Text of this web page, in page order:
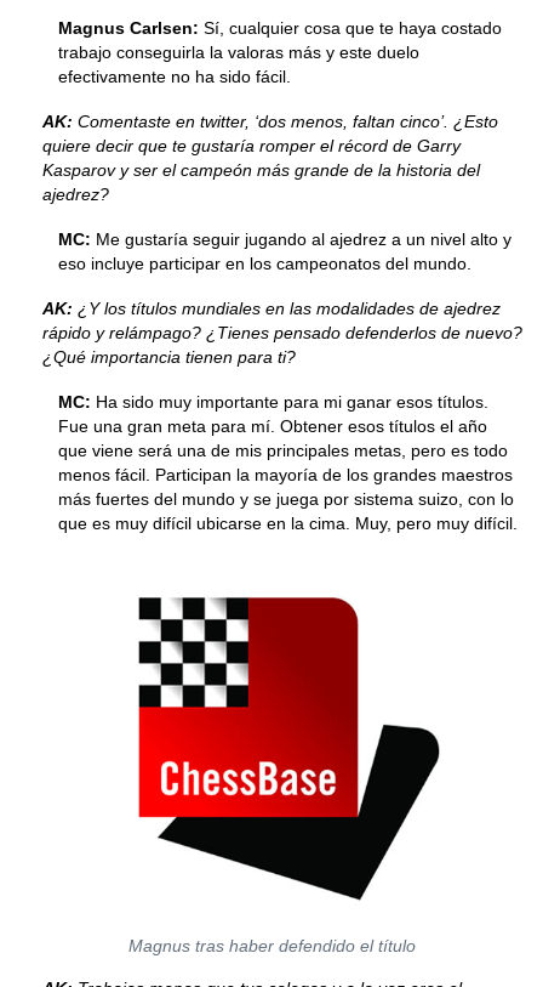
Magnus Carlsen: Sí, cualquier cosa que te haya costado
trabajo conseguirla la valoras más y este duelo
efectivamente no ha sido fácil.
AK: Comentaste en twitter, ‘dos menos, faltan cinco’. ¿Esto
quiere decir que te gustaría romper el récord de Garry
Kasparov y ser el campeón más grande de la historia del
ajedrez?
MC: Me gustaría seguir jugando al ajedrez a un nivel alto y
eso incluye participar en los campeonatos del mundo.
AK: ¿Y los títulos mundiales en las modalidades de ajedrez
rápido y relámpago? ¿Tienes pensado defenderlos de nuevo?
¿Qué importancia tienen para ti?
MC: Ha sido muy importante para mi ganar esos títulos.
Fue una gran meta para mí. Obtener esos títulos el año
que viene será una de mis principales metas, pero es todo
menos fácil. Participan la mayoría de los grandes maestros
más fuertes del mundo y se juega por sistema suizo, con lo
que es muy difícil ubicarse en la cima. Muy, pero muy difícil.
Magnus tras haber defendido el título